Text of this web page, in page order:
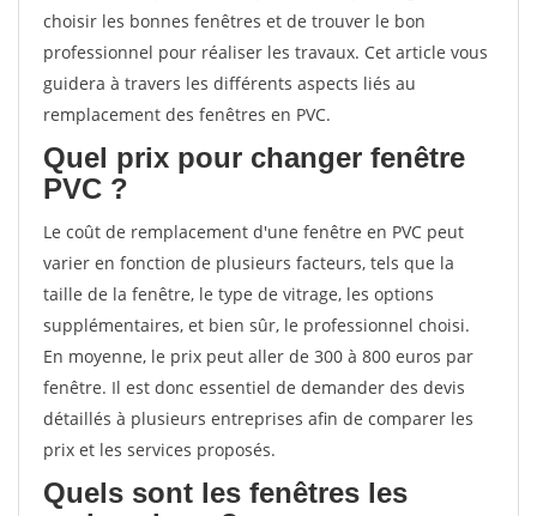
choisir les bonnes fenêtres et de trouver le bon
professionnel pour réaliser les travaux. Cet article vous
guidera à travers les différents aspects liés au
remplacement des fenêtres en PVC.
Quel prix pour changer fenêtre
PVC ?
Le coût de remplacement d'une fenêtre en PVC peut
varier en fonction de plusieurs facteurs, tels que la
taille de la fenêtre, le type de vitrage, les options
supplémentaires, et bien sûr, le professionnel choisi.
En moyenne, le prix peut aller de 300 à 800 euros par
fenêtre. Il est donc essentiel de demander des devis
détaillés à plusieurs entreprises afin de comparer les
prix et les services proposés.
Quels sont les fenêtres les